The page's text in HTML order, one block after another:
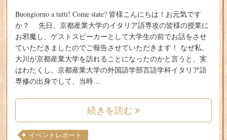
Buongiorno a tutti! Come state? 皆様こんにちは！お元気です
か？ 先日、京都産業大学のイタリア語専攻の皆様の授業に
お邪魔し、ゲストスピーカーとして大学生の前でお話をさせ
ていただきましたのでご報告させていただきます！ なぜ私、
大川が京都産業大学を訪れることになったのかと言うと、実
はわたくし、京都産業大学の外国語学部言語学科イタリア語
専修の出身でして、当時…
続きを読む
イベントレポート